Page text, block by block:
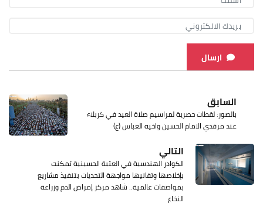
ارسال
السابق
بالصور: لقطات حصرية لمراسيم صلاة العيد في كربلاء
عند مرقدي الامام الحسين واخيه العباس (ع)
التالي
الكوادر الهندسية في العتبة الحسينية تمكنت
بإخلاصها وتفانيها مواجهة التحديات بتنفيذ مشاريع
بمواصفات عالمية.. شاهد مركز إمراض الدم وزراعة
النخاع